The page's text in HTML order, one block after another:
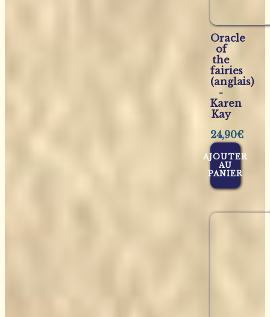
Oracle
of
the
fairies
(anglais)
-
Karen
Kay
24,90€
AJOUTER
AU
PANIER